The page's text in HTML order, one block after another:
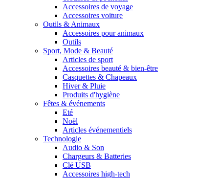
Accessoires de voyage
Accessoires voiture
Outils & Animaux
Accessoires pour animaux
Outils
Sport, Mode & Beauté
Articles de sport
Accessoires beauté & bien-être
Casquettes & Chapeaux
Hiver & Pluie
Produits d'hygiène
Fêtes & événements
Eté
Noël
Articles événementiels
Technologie
Audio & Son
Chargeurs & Batteries
Clé USB
Accessoires high-tech